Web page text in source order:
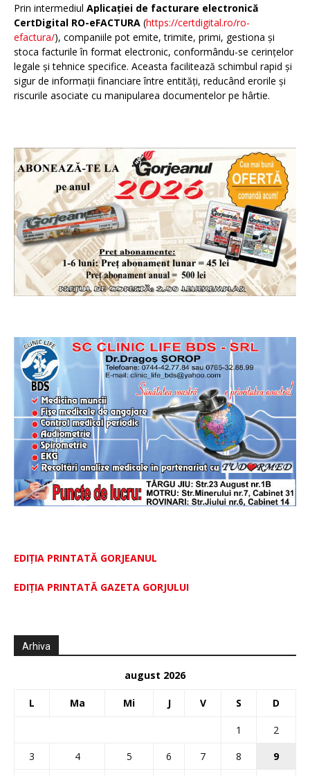
Prin intermediul Aplicației de facturare electronică
CertDigital RO-eFACTURA (https://certdigital.ro/ro-
efactura/), companiile pot emite, trimite, primi, gestiona și
stoca facturile în format electronic, conformându-se cerințelor
legale și tehnice specifice. Aceasta facilitează schimbul rapid și
sigur de informații financiare între entități, reducând erorile și
riscurile asociate cu manipularea documentelor pe hârtie.
EDIȚIA PRINTATĂ GORJEANUL
EDIŢIA PRINTATĂ GAZETA GORJULUI
Arhiva
august 2026
L Ma Mi J V S D
1
2
3
4 5 6 7 8 9